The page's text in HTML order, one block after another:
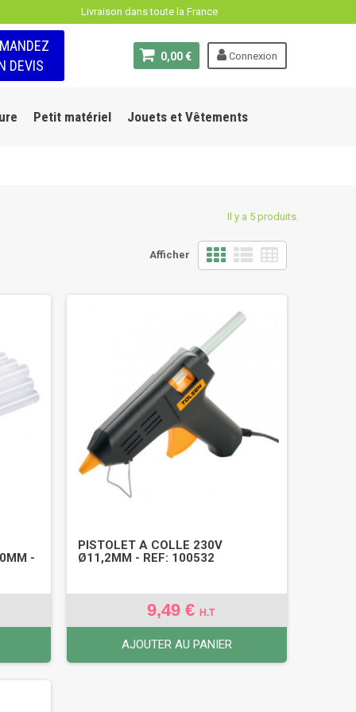
Livraison dans toute la France
Connexion
0,00 €
DEVIS
Petit matériel Jouets et Vêtements
Il y a 5 produits.
Afficher
-
PISTOLET A COLLE 230V
Ø11,2MM - REF: 100532
9,49 €H.T
AJOUTER AU PANIER